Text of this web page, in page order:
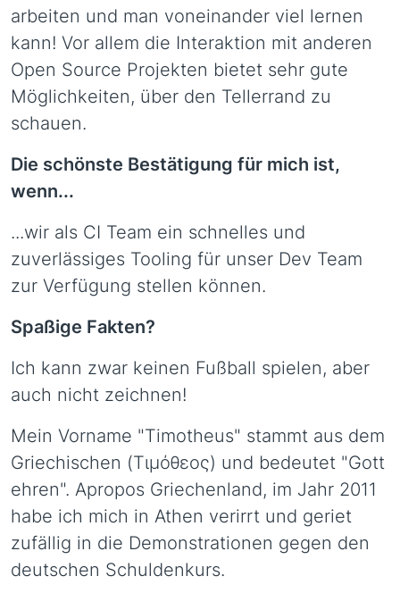
arbeiten und man voneinander viel lernen
kann! Vor allem die Interaktion mit anderen
Open Source Projekten bietet sehr gute
Möglichkeiten, über den Tellerrand zu
schauen.
Die schönste Bestätigung für mich ist,
wenn...
...wir als CI Team ein schnelles und
zuverlässiges Tooling für unser Dev Team
zur Verfügung stellen können.
Spaßige Fakten?
Ich kann zwar keinen Fußball spielen, aber
auch nicht zeichnen!
Mein Vorname "Timotheus" stammt aus dem
Griechischen (Τιμόθεος) und bedeutet "Gott
ehren". Apropos Griechenland, im Jahr 2011
habe ich mich in Athen verirrt und geriet
zufällig in die Demonstrationen gegen den
deutschen Schuldenkurs.